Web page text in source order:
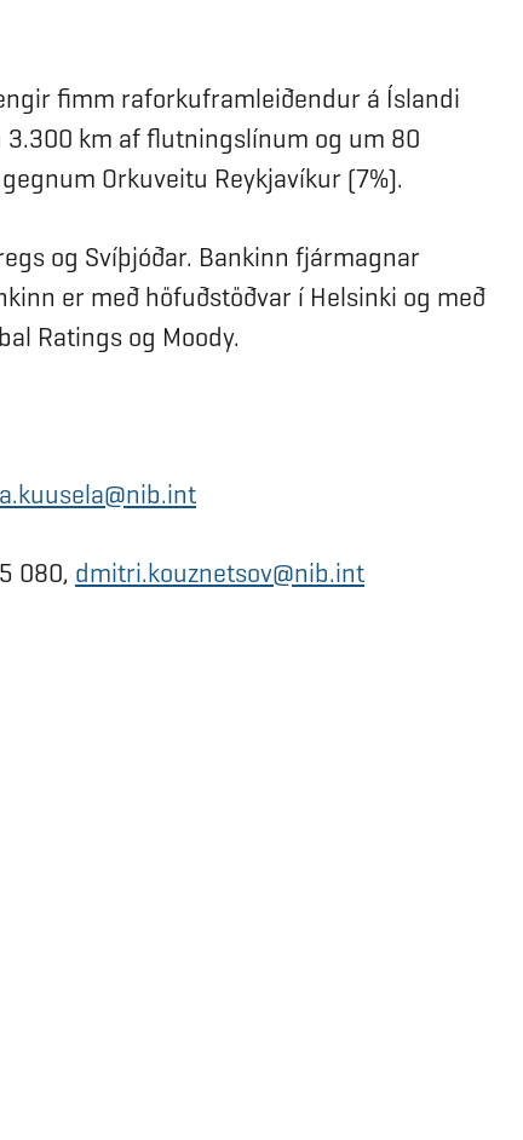
fimm raforkuframleiðendur á Íslandi
km af flutningslínum og um 80
Orkuveitu Reykjavíkur (7%).
og Svíþjóðar. Bankinn fjármagnar
er með höfuðstöðvar í Helsinki og með
Ratings og Moody.
080, dmitri.kouznetsov@nib.int